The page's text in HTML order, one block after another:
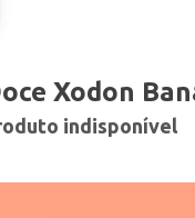
Xodon
indisponível